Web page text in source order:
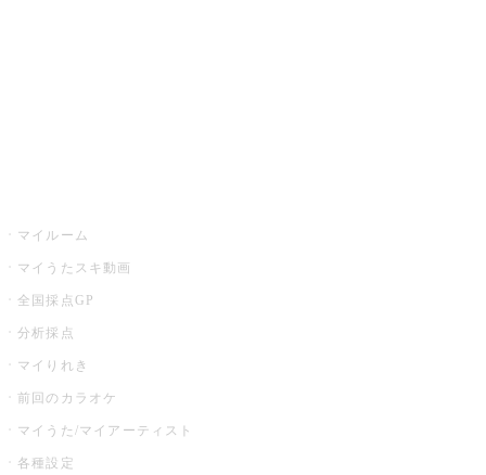
マイルーム
マイうたスキ動画
全国採点GP
分析採点
マイりれき
前回のカラオケ
マイうた/マイアーティスト
各種設定